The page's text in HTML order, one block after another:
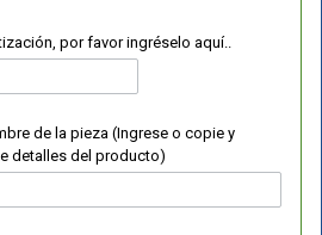
por favor ingréselo aquí..
de la pieza (Ingrese o copie y
detalles del producto)